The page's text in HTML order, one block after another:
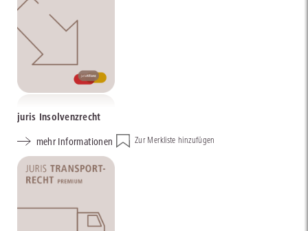
juris Insolvenzrecht
mehr Informationen
Zur Merkliste hinzufügen